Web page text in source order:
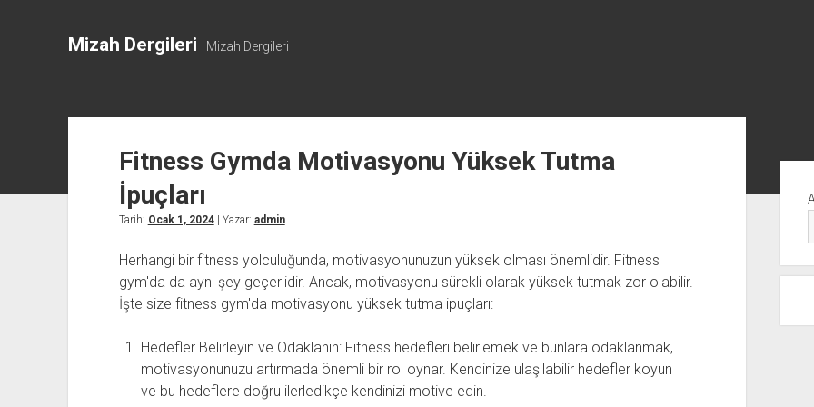
Mizah Dergileri Mizah Dergileri
Fitness Gymda Motivasyonu Yüksek Tutma
İpuçları
Tarih: Ocak 1, 2024| Yazar: admin
Herhangi bir fitness yolculuğunda, motivasyonunuzun yüksek olması önemlidir. Fitness
gym'da da aynı şey geçerlidir. Ancak, motivasyonu sürekli olarak yüksek tutmak zor olabilir.
İşte size fitness gym'da motivasyonu yüksek tutma ipuçları:
Hedefler Belirleyin ve Odaklanın: Fitness hedefleri belirlemek ve bunlara odaklanmak,
motivasyonunuzu artırmada önemli bir rol oynar. Kendinize ulaşılabilir hedefler koyun
ve bu hedeflere doğru ilerledikçe kendinizi motive edin.